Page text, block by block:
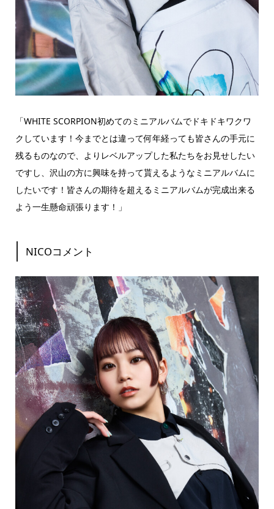
「WHITE SCORPION初めてのミニアルバムでドキドキワクワ
クしています！今までとは違って何年経っても皆さんの手元に
残るものなので、よりレベルアップした私たちをお見せしたい
ですし、沢山の方に興味を持って貰えるようなミニアルバムに
したいです！皆さんの期待を超えるミニアルバムが完成出来る
よう一生懸命頑張ります！」
NICOコメント